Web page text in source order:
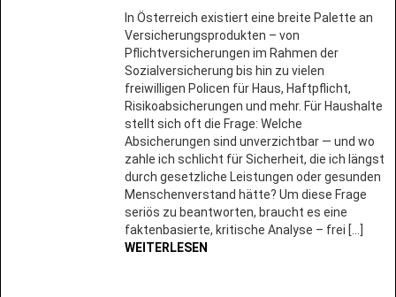
In Österreich existiert eine breite Palette an
Versicherungsprodukten – von
Pflichtversicherungen im Rahmen der
Sozialversicherung bis hin zu vielen
freiwilligen Policen für Haus, Haftpflicht,
Risikoabsicherungen und mehr. Für Haushalte
stellt sich oft die Frage: Welche
Absicherungen sind unverzichtbar — und wo
zahle ich schlicht für Sicherheit, die ich längst
durch gesetzliche Leistungen oder gesunden
Menschenverstand hätte? Um diese Frage
seriös zu beantworten, braucht es eine
faktenbasierte, kritische Analyse – frei […]
WEITERLESEN